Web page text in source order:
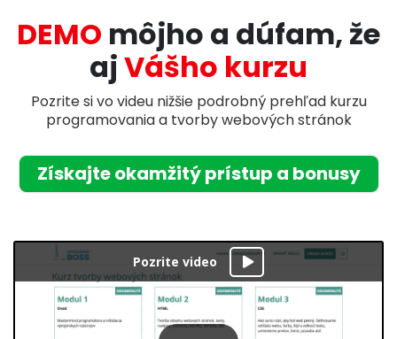
DEMO môjho a dúfam, že
ajVášho kurzu
Pozrite si vo videu nižšie podrobný prehľad kurzu
programovania a tvorby webových stránok
Získajte okamžitý prístup a bonusy
Pozrite video